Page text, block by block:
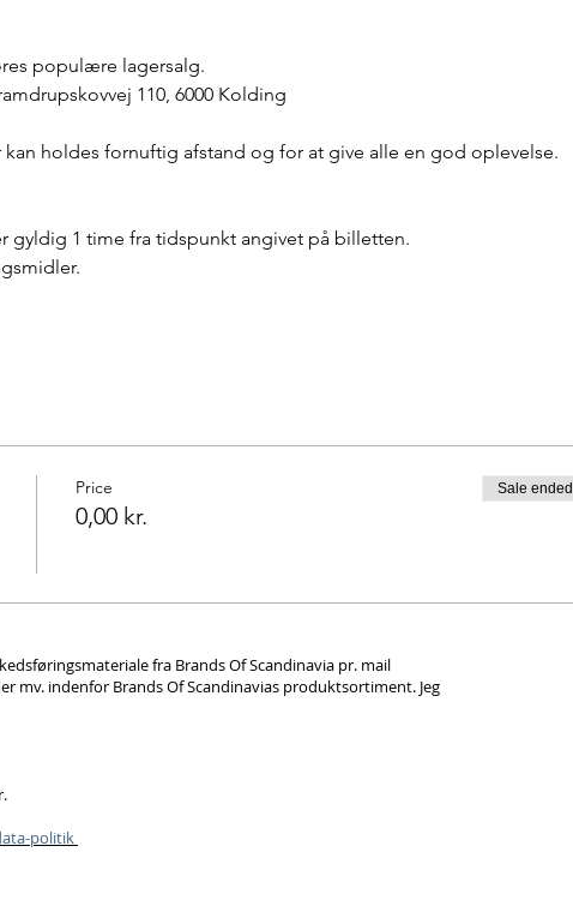
populære lagersalg.
110, 6000 Kolding
holdes fornuftig afstand og for at give alle en god oplevelse.
1 time fra tidspunkt angivet på billetten.
Price
0,00 kr.
Sale ended
fra Brands Of Scandinavia pr. mail
mv. indenfor Brands Of Scandinavias produktsortiment. Jeg
politik